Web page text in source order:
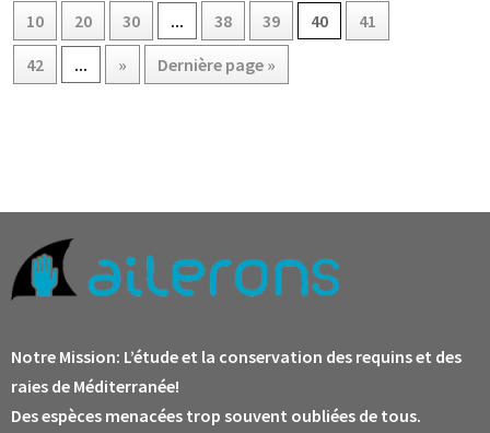
10
20 30 ... 38 39 40
41
42
... » Dernière page »
Notre Mission: L’étude et la conservation des requins et des
raies de Méditerranée!
Des espèces menacées trop souvent oubliées de tous.